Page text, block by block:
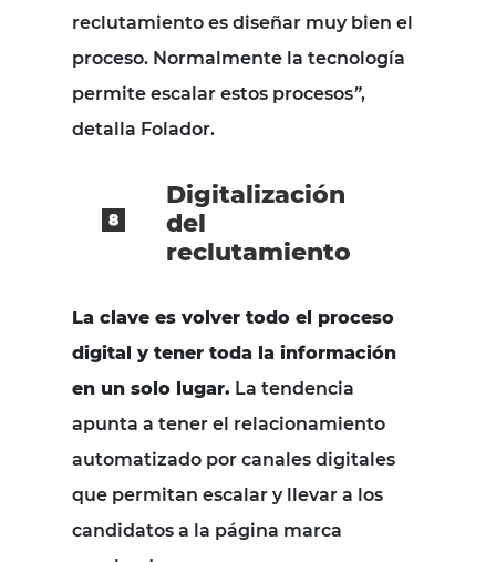
reclutamiento es diseñar muy bien el
proceso. Normalmente la tecnología
permite escalar estos procesos”,
detalla Folador.
Digitalización
del
reclutamiento
La clave es volver todo el proceso
digital y tener toda la información
en un solo lugar. La tendencia
apunta a tener el relacionamiento
automatizado por canales digitales
que permitan escalar y llevar a los
candidatos a la página marca